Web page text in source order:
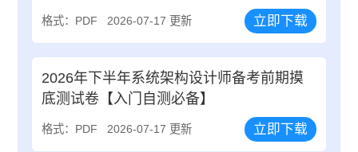
格式：PDF 2026-07-17 更新 立即下载
2026年下半年系统架构设计师备考前期摸
底测试卷【入门自测必备】
格式：PDF 2026-07-17 更新 立即下载